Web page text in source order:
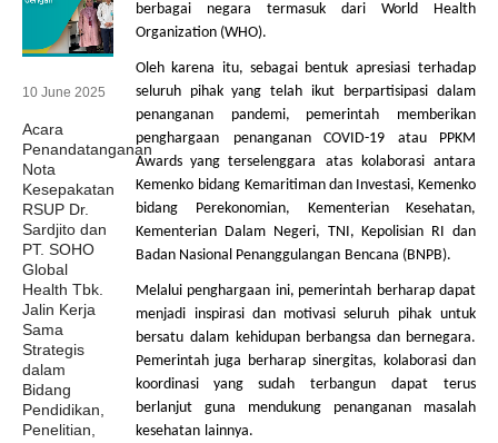
10 June 2025
Acara
Penandatanganan
Nota
Kesepakatan
RSUP Dr.
Sardjito dan
PT. SOHO
Global
Health Tbk.
Jalin Kerja
Sama
Strategis
dalam
Bidang
Pendidikan,
Penelitian,
berbagai negara termasuk dari World Health
Organization (WHO).
Oleh karena itu, sebagai bentuk apresiasi terhadap
seluruh pihak yang telah ikut berpartisipasi dalam
penanganan
pandemi, pemerintah
memberikan
penghargaan
penangananCOVID-19 atauPPKM
Awards yangterselenggara atas kolaborasi antara
Kemenko bidang Kemaritiman dan Investasi, Kemenko
bidang
Perekonomian, Kementerian Kesehatan,
Kementerian DalamNegeri, TNI,Kepolisian RI dan
Badan Nasional Penanggulangan Bencana (BNPB).
Melalui penghargaan ini, pemerintah berharap dapat
menjadi inspirasidan motivasi seluruh pihak untuk
bersatu dalam kehidupan berbangsa dan bernegara.
Pemerintah juga berharap sinergitas, kolaborasidan
koordinasi yang sudah terbangun dapat
terus
berlanjut
guna mendukung penanganan
masalah
kesehatan lainnya.